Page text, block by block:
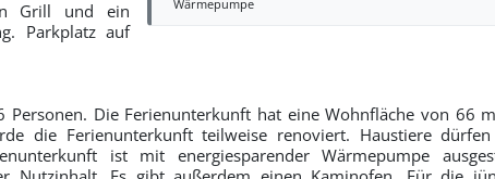
Wärmepumpe
Grill und ein
Parkplatz auf
Personen. Die Ferienunterkunft hat eine Wohnfläche von 66
die Ferienunterkunft teilweise renoviert. Haustiere
ist mit energiesparender Wärmepumpe